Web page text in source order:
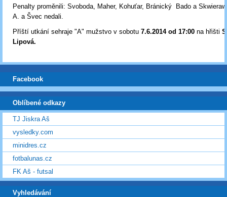
Penalty proměnili: Svoboda, Maher, Kohuťar, Bránický Bado a
A. a Švec nedali.
Příští utkání sehraje "A" mužstvo v sobotu 7.6.2014 od 17:00 na hřišti
Lipová.
Facebook
Oblíbené odkazy
TJ Jiskra Aš
vysledky.com
minidres.cz
fotbalunas.cz
FK Aš - futsal
Vyhledávání